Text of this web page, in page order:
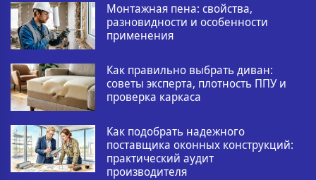
Монтажная пена: свойства,
разновидности и особенности
применения
Как правильно выбрать диван:
советы эксперта, плотность ППУ и
проверка каркаса
Как подобрать надежного
поставщика оконных конструкций:
практический аудит
производителя